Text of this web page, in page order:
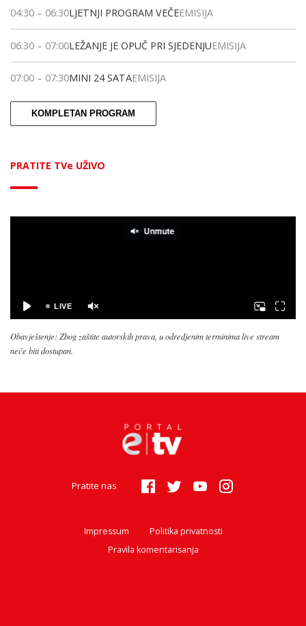
04:30 – 06:30LJETNJI PROGRAM VEČEEMISIJA
06:30 – 07:00LEŽANJE JE OPUČ PRI SJEDENJUEMISIJA
07:00 – 07:30MINI 24 SATAEMISIJA
KOMPLETAN PROGRAM
PRATITE TVe UŽIVO
Obavještenje: Zbog zaštite autorskih prava, u odredjenim terminima live stream
neće biti dostupan.
Pratite nas
Impressum
Politika privatnosti
Pravila komentarisanja